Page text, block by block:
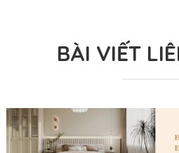
BÀI VIẾT